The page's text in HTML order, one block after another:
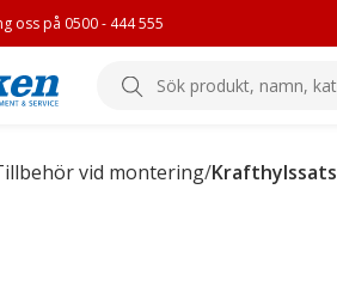
oss på 0500 - 444 555
Sök
produkt,
kategori
vid montering/Krafthylssats